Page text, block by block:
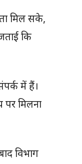
मिल सके,
कि
में हैं।
मिलना
विभाग